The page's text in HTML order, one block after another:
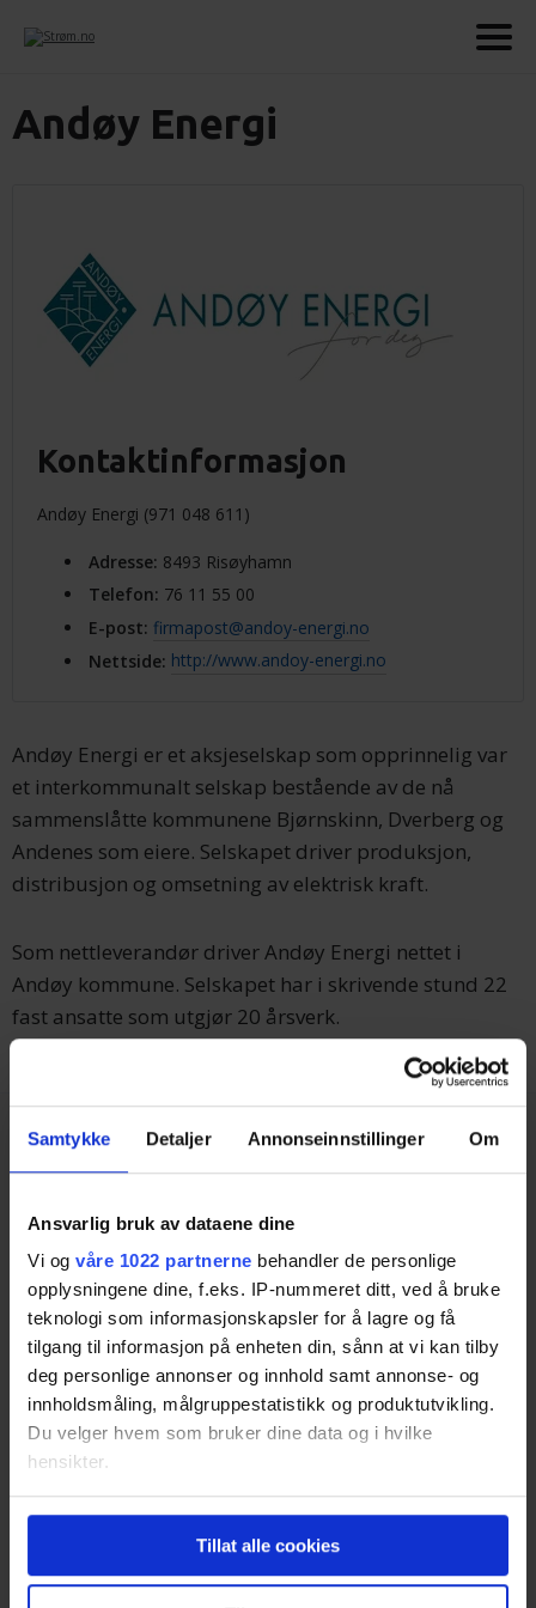
Samtykke Detaljer Annonseinnstillinger Om
Ansvarlig bruk av dataene dine
Vi og våre 1022 partnerne behandler de personlige
opplysningene dine, f.eks. IP-nummeret ditt, ved å bruke
teknologi som informasjonskapsler for å lagre og få
tilgang til informasjon på enheten din, sånn at vi kan tilby
deg personlige annonser og innhold samt annonse- og
innholdsmåling, målgruppestatistikk og produktutvikling.
Du velger hvem som bruker dine data og i hvilke
hensikter.
Hvis du gir oss lov, vil vi også gjerne:
Innhente informasjon om den geografiske
beliggenheten din, som kan være nøyaktig innenfor
Tillat alle cookies
Andøy Energi
Kontaktinformasjon
Andøy Energi (971 048 611)
Adresse: 8493 Risøyhamn
Telefon: 76 11 55 00
E-post: firmapost@andoy-energi.no
Nettside: http://www.andoy-energi.no
Andøy Energi er et aksjeselskap som opprinnelig var
et interkommunalt selskap bestående av de nå
sammenslåtte kommunene Bjørnskinn, Dverberg og
Andenes som eiere. Selskapet driver produksjon,
distribusjon og omsetning av elektrisk kraft.
Som nettleverandør driver Andøy Energi nettet i
Andøy kommune. Selskapet har i skrivende stund 22
fast ansatte som utgjør 20 årsverk.
Tjenester
Strøm Privat
Strøm Bedrift
Strøm Borettslag
Sammenlign strømpriser
Solceller.no
Vis alle